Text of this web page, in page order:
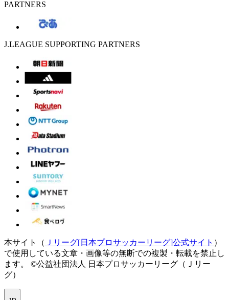
PARTNERS
J.LEAGUE SUPPORTING PARTNERS
本サイト（ Ｊリーグ[日本プロサッカーリーグ]公式サイト ）
で使用している文章・画像等の無断での複製・転載を禁止し
ます。
©公益社団法人 日本プロサッカーリーグ（Ｊリー
グ）